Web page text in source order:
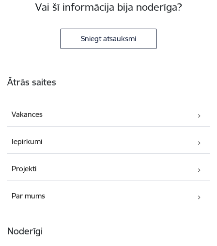
Vai šī informācija bija noderīga?
Sniegt atsauksmi
Ātrās saites
Vakances
Iepirkumi
Projekti
Par mums
Noderīgi